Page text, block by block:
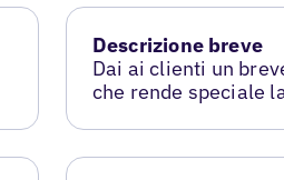
Descrizione breve
Dai ai clienti un
che rende speciale